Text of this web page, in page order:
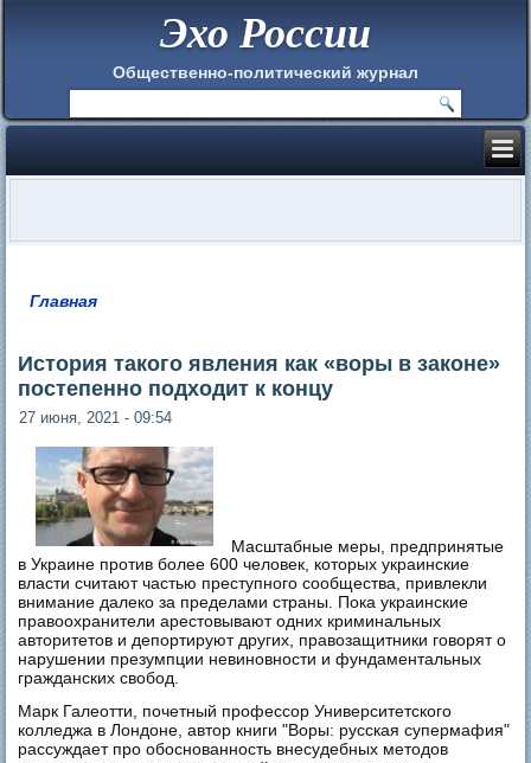
Эхо России
Общественно-политический журнал
Главная
История такого явления как «воры в законе»
постепенно подходит к концу
27 июня, 2021 - 09:54
Масштабные меры, предпринятые
в Украине против более 600 человек, которых украинские
власти считают частью преступного сообщества, привлекли
внимание далеко за пределами страны. Пока украинские
правоохранители арестовывают одних криминальных
авторитетов и депортируют других, правозащитники говорят о
нарушении презумпции невиновности и фундаментальных
гражданских свобод.
Марк Галеотти, почетный профессор Университетского
колледжа в Лондоне, автор книги "Воры: русская супермафия"
рассуждает про обоснованность внесудебных методов